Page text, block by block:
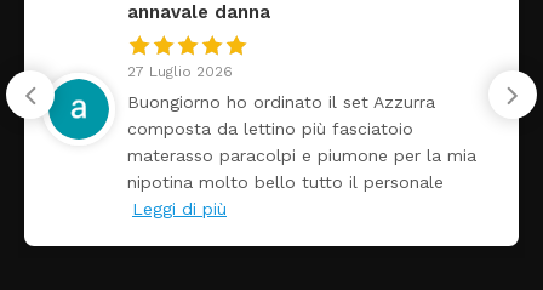
set Azzurra
per la mia
Tutti perfetto! Ho
arrivato ben imballato
Prezzo ottimi rispetto la